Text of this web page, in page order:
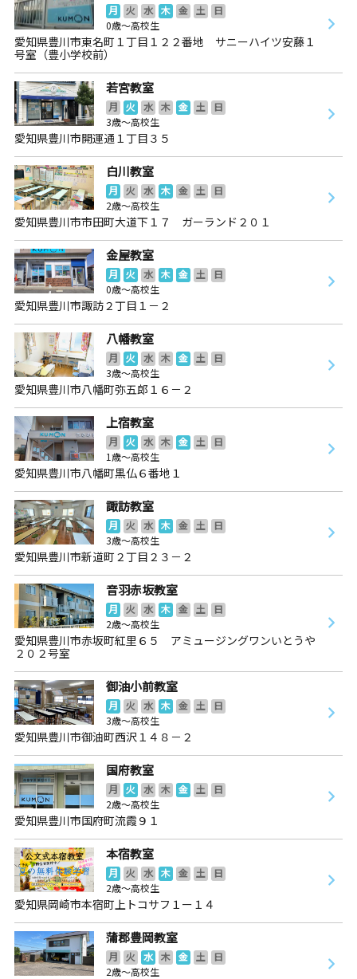
月 火 水 木 金 土
日
0歳～高校生
愛知県豊川市東名町１丁目１２２番地 サニーハイツ安藤１
号室（豊小学校前）
若宮教室
月 火 水 木 金 土
日
3歳～高校生
愛知県豊川市開運通１丁目３５
白川教室
月 火 水 木 金 土
日
2歳～高校生
愛知県豊川市市田町大道下１７ ガーランド２０１
金屋教室
月 火 水 木 金 土
日
0歳～高校生
愛知県豊川市諏訪２丁目１－２
八幡教室
月 火 水 木 金 土
日
3歳～高校生
愛知県豊川市八幡町弥五郎１６－２
上宿教室
月 火 水 木 金 土
日
1歳～高校生
愛知県豊川市八幡町黒仏６番地１
諏訪教室
月 火 水 木 金 土
日
3歳～高校生
愛知県豊川市新道町２丁目２３－２
音羽赤坂教室
月 火 水 木 金 土
日
2歳～高校生
愛知県豊川市赤坂町紅里６５ アミュージングワンいとうや
２０２号室
御油小前教室
月 火 水 木 金 土
日
3歳～高校生
愛知県豊川市御油町西沢１４８－２
国府教室
月 火 水 木 金 土
日
2歳～高校生
愛知県豊川市国府町流霞９１
本宿教室
月 火 水 木 金 土
日
2歳～高校生
愛知県岡崎市本宿町上トコサフ１ー１４
蒲郡豊岡教室
月 火 水 木 金 土
日
2歳～高校生